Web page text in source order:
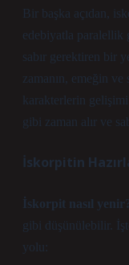
Bir başka açıdan,
edebiyatla paralellik
sabır gerektiren bir
zamanın, emeğin ve
karakterlerin
gibi zaman alır ve
İskorpitin
İskorpit nasıl
gibi düşünülebilir.
yolu: